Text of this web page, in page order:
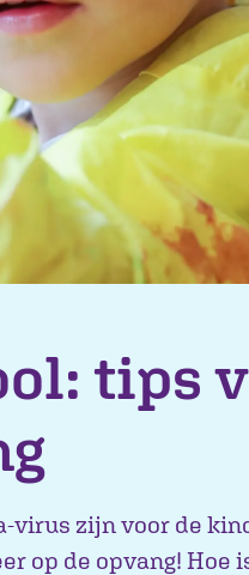
tips
virus zijn voor de
op de opvang! Hoe